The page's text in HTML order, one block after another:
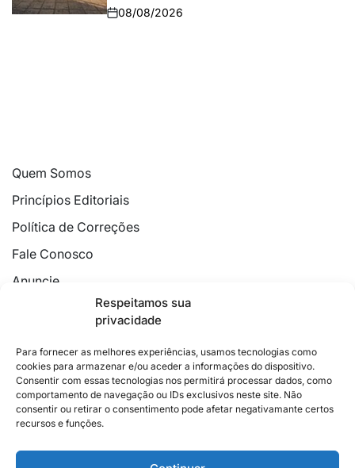
Respeitamos sua
privacidade
Para fornecer as melhores experiências, usamos tecnologias como
cookies para armazenar e/ou aceder a informações do dispositivo.
Consentir com essas tecnologias nos permitirá processar dados, como
comportamento de navegação ou IDs exclusivos neste site. Não
consentir ou retirar o consentimento pode afetar negativamante certos
recursos e funções.
08/08/2026
Quem Somos
Princípios Editoriais
Política de Correções
Fale Conosco
Anuncie
Política de Cookies